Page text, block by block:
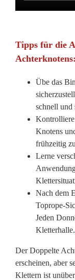
Tipps für die
Achterknotens:
Übe das
schnell und
Knotens
frühzeitig
Lerne
Nach dem
Toprope-
Jeden
Kletterhalle.
Der Doppelte
erscheinen, aber
Klettern ist